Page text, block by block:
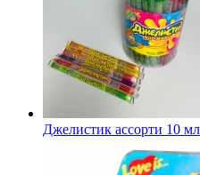
Джелистик ассорти 10